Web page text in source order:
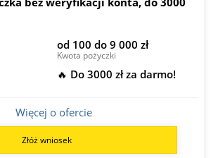
od 100 do 9 000 zł
Kwota pożyczki
🔥 Do 3000 zł za darmo!
Więcej o ofercie
Złóż wniosek